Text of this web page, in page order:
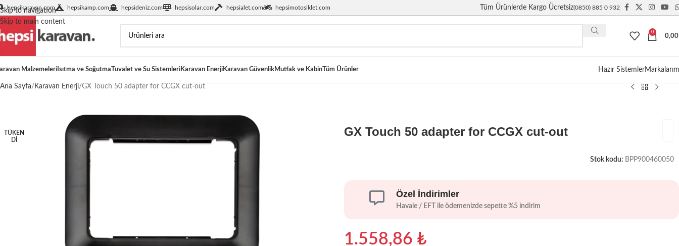
Skip to navigation
Skip to main content
hepsikaravan.com hepsikamp.com hepsideniz.com hepsisolar.com hepsialet.com hepsimotosiklet.com Tüm Ürünlerde Kargo Ücretsiz(0850) 885 0 932
0
Malzemeleri Isıtma ve SoğutmaTuvalet ve Su SistemleriKaravan EnerjiKaravan GüvenlikMutfak ve KabinTüm Ürünler Hazır Sistemler
Ana Sayfa Karavan Enerji GX Touch 50 adapter for CCGX cut-out
TÜKEN
DI
GX Touch 50 adapter for CCGX cut-out
Stok kodu: BPP900460050
Özel İndirimler
Havale / EFT ile ödemenizde sepette %5 indirim
1.558,86 ₺